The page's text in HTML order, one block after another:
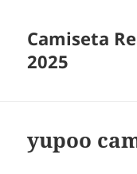
Camiseta
2025
yupoo